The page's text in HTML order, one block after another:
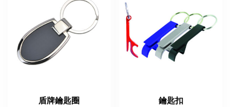
盾牌鑰匙圈 鑰匙扣